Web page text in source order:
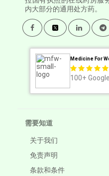
内大部分的通用处方药。
Medicine For
100+
需要知道
关于我们
免责声明
条款和条件